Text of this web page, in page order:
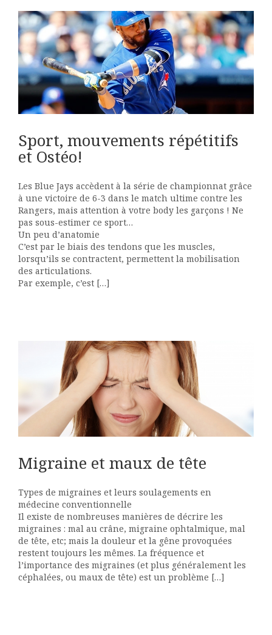
Sport, mouvements répétitifs
et Ostéo!
Les Blue Jays accèdent à la série de championnat grâce
à une victoire de 6-3 dans le match ultime contre les
Rangers, mais attention à votre body les garçons ! Ne
pas sous-estimer ce sport…
Un peu d’anatomie
C’est par le biais des tendons que les muscles,
lorsqu’ils se contractent, permettent la mobilisation
des articulations.
Par exemple, c’est […]
Migraine et maux de tête
Types de migraines et leurs soulagements en
médecine conventionnelle
Il existe de nombreuses manières de décrire les
migraines : mal au crâne, migraine ophtalmique, mal
de tête, etc; mais la douleur et la gêne provoquées
restent toujours les mêmes. La fréquence et
l’importance des migraines (et plus généralement les
céphalées, ou maux de tête) est un problème […]